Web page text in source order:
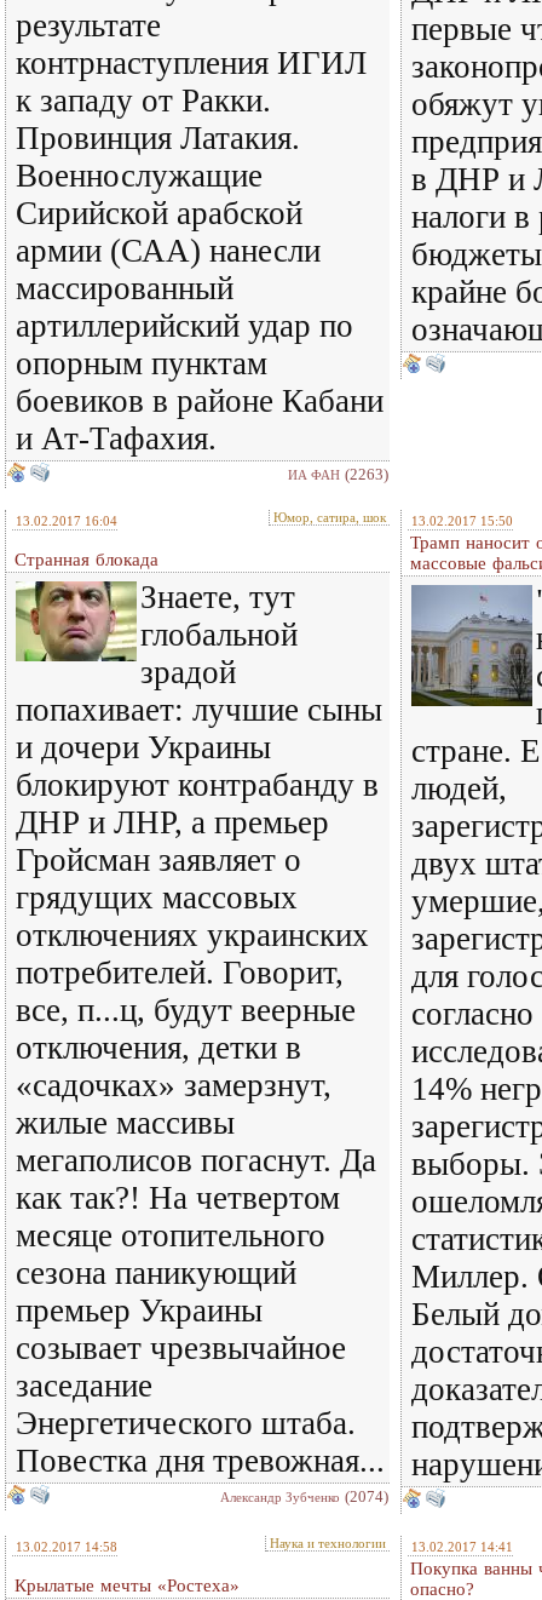
результате
контрнаступления ИГИЛ
к западу от Ракки.
Провинция Латакия.
Военнослужащие
Сирийской арабской
армии (САА) нанесли
массированный
артиллерийский удар по
опорным пунктам
боевиков в районе Кабани
и Ат-Тафахия.
ИА ФАН (2263)
первые
обяжут
в ДНР и
налоги в
крайне
13.02.2017 16:04 Юмор, сатира, шок
Странная блокада
Знаете, тут
глобальной
зрадой
попахивает: лучшие сыны
и дочери Украины
блокируют контрабанду в
ДНР и ЛНР, а премьер
Гройсман заявляет о
грядущих массовых
отключениях украинских
потребителей. Говорит,
все, п...ц, будут веерные
отключения, детки в
«садочках» замерзнут,
жилые массивы
мегаполисов погаснут. Да
как так?! На четвертом
месяце отопительного
сезона паникующий
премьер Украины
созывает чрезвычайное
заседание
Энергетического штаба.
Повестка дня тревожная...
Александр Зубченко (2074)
13.02.2017 15:50
Трамп наносит
массовые
стране.
людей,
двух
для
14%
выборы.
Миллер.
Белый
13.02.2017 14:58 Наука и технологии
Крылатые мечты «Ростеха»
13.02.2017 14:41
Покупка ванны
опасно?